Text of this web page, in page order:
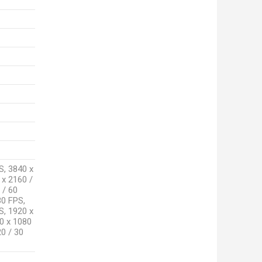
3840 x
x 2160 /
/ 60
FPS,
1920 x
x 1080
/ 30